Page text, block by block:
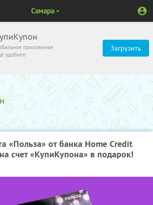
приложение
удобнее
Загрузить
Самара
«Польза» от банка Home Credit
счет «КупиКупона» в подарок!